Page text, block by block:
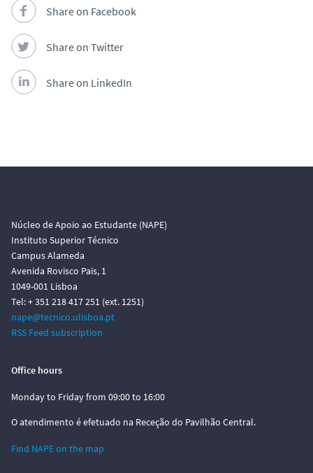
Share on Facebook
Share on Twitter
Share on LinkedIn
Núcleo de Apoio ao Estudante (NAPE)
Instituto Superior Técnico
Campus Alameda
Avenida Rovisco Pais, 1
1049-001 Lisboa
Tel: + 351 218 417 251 (ext. 1251)
nape@tecnico.ulisboa.pt
RSS Feed subscription
Office hours
Monday to Friday from 09:00 to 16:00
O atendimento é efetuado na Receção do Pavilhão Central.
Find NAPE on the map